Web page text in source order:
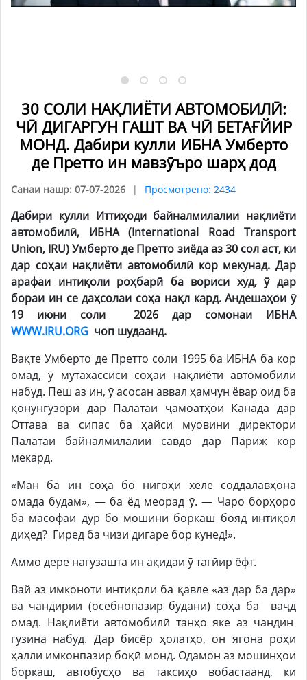
30 СОЛИ НАҚЛИЁТИ АВТОМОБИЛӢ:
ЧӢ ДИГАРГУН ГАШТ ВА ЧӢ БЕТАҒЙИР
МОНД. Дабири кулли ИБНА Умберто
де Претто ин мавзӯъро шарҳ дод
Санаи нашр: 07-07-2026 Просмотрено: 2434
Дабири кулли Иттиҳоди байналмилалии нақлиёти
автомобилӣ, ИБНА (International Road Transport
Union, IRU) Умберто де Претто зиёда аз 30 сол аст, ки
дар соҳаи нақлиёти автомобилӣ кор мекунад. Дар
арафаи интиқоли роҳбарӣ ба вориси худ, ӯ дар
бораи ин се даҳсолаи соҳа нақл кард. Андешаҳои ӯ
19 июни соли 2026 дар сомонаи ИБНА
WWW.IRU.ORG чоп шудаанд.
Вақте Умберто де Претто соли 1995 ба ИБНА ба кор
омад, ӯ мутахассиси соҳаи нақлиёти автомобилӣ
набуд. Пеш аз ин, ӯ асосан аввал ҳамчун ёвар оид ба
қонунгузорӣ дар Палатаи ҷамоатҳои Канада дар
Оттава ва сипас ба ҳайси муовини директори
Палатаи байналмилалии савдо дар Париж кор
мекард.
«Ман ба ин соҳа бо нигоҳи хеле соддалавҳона
омада будам», — ба ёд меорад ӯ. — Чаро борҳоро
ба масофаи дур бо мошини боркаш бояд интиқол
диҳед? Гиред ба чизи дигаре бор кунед!».
Аммо дере нагузашта ин ақидаи ӯ тағйир ёфт.
Вай аз имконоти интиқоли ба қавле «аз дар ба дар»
ва чандирии (осебнопазир будани) соҳа ба ваҷд
омад. Нақлиёти автомобилӣ танҳо яке аз чандин
гузина набуд. Дар бисёр ҳолатҳо, он ягона роҳи
ҳалли имконпазир боқӣ монд. Одамон аз мошинҳои
боркаш, автобусҳо ва таксиҳо вобастаанд, ки